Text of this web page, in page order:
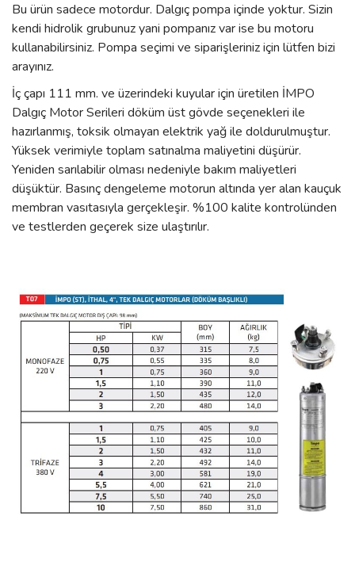
Bu ürün sadece motordur. Dalgıç pompa içinde yoktur. Sizin
kendi hidrolik grubunuz yani pompanız var ise bu motoru
kullanabilirsiniz. Pompa seçimi ve siparişleriniz için lütfen bizi
arayınız.
İç çapı 111 mm. ve üzerindeki kuyular için üretilen İMPO
Dalgıç Motor Serileri döküm üst gövde seçenekleri ile
hazırlanmış, toksik olmayan elektrik yağ ile doldurulmuştur.
Yüksek verimiyle toplam satınalma maliyetini düşürür.
Yeniden sarılabilir olması nedeniyle bakım maliyetleri
düşüktür. Basınç dengeleme motorun altında yer alan kauçuk
membran vasıtasıyla gerçekleşir. %100 kalite kontrolünden
ve testlerden geçerek size ulaştırılır.